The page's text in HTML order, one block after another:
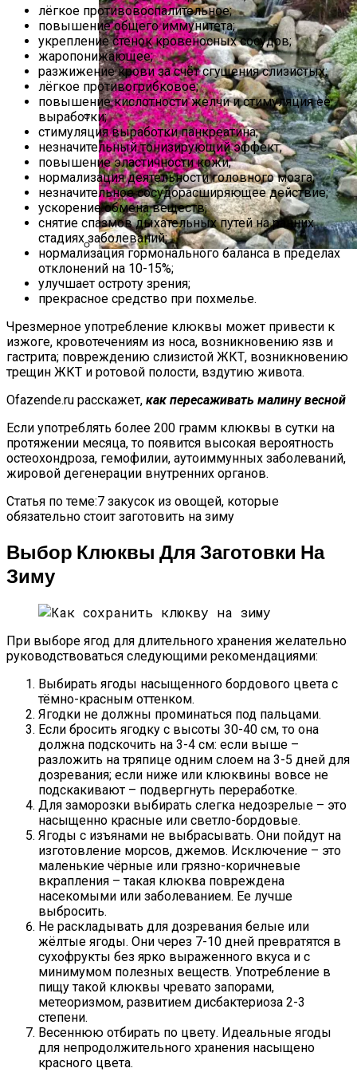
9 Советов По Выращиванию Картошки
Альпийская Горка – Как Сделать
Своими Руками Быстро И Просто
лёгкое противовоспалительное;
повышение общего иммунитета;
укрепление стенок кровеносных сосудов;
жаропонижающее;
разжижение крови за счёт сгущения слизистых;
лёгкое противогрибковое;
повышение кислотности желчи и стимуляция её
выработки;
стимуляция выработки панкреатина;
незначительный тонизирующий эффект;
повышение эластичности кожи;
нормализация деятельности головного мозга;
незначительное сосудорасширяющее действие;
ускорение обмена веществ;
снятие спазмов дыхательных путей на ранних
стадиях заболеваний;
нормализация гормонального баланса в пределах
отклонений на 10-15%;
улучшает остроту зрения;
прекрасное средство при похмелье.
Чрезмерное употребление клюквы может привести к
изжоге, кровотечениям из носа, возникновению язв и
гастрита; повреждению слизистой ЖКТ, возникновению
трещин ЖКТ и ротовой полости, вздутию живота.
Ofazende.ru расскажет, как пересаживать малину весной
Если употреблять более 200 грамм клюквы в сутки на
протяжении месяца, то появится высокая вероятность
остеохондроза, гемофилии, аутоиммунных заболеваний,
жировой дегенерации внутренних органов.
Статья по теме:7 закусок из овощей, которые
обязательно стоит заготовить на зиму
Выбор Клюквы Для Заготовки На
Зиму
При выборе ягод для длительного хранения желательно
руководствоваться следующими рекомендациями:
Выбирать ягоды насыщенного бордового цвета с
тёмно-красным оттенком.
Ягодки не должны проминаться под пальцами.
Если бросить ягодку с высоты 30-40 см, то она
должна подскочить на 3-4 см: если выше –
разложить на тряпице одним слоем на 3-5 дней для
дозревания; если ниже или клюквины вовсе не
подскакивают – подвергнуть переработке.
Для заморозки выбирать слегка недозрелые – это
насыщенно красные или светло-бордовые.
Ягоды с изъянами не выбрасывать. Они пойдут на
изготовление морсов, джемов. Исключение – это
маленькие чёрные или грязно-коричневые
вкрапления – такая клюква повреждена
насекомыми или заболеванием. Ее лучше
выбросить.
Не раскладывать для дозревания белые или
жёлтые ягоды. Они через 7-10 дней превратятся в
сухофрукты без ярко выраженного вкуса и с
минимумом полезных веществ. Употребление в
пищу такой клюквы чревато запорами,
метеоризмом, развитием дисбактериоза 2-3
степени.
Весеннюю отбирать по цвету. Идеальные ягоды
для непродолжительного хранения насыщено
красного цвета.